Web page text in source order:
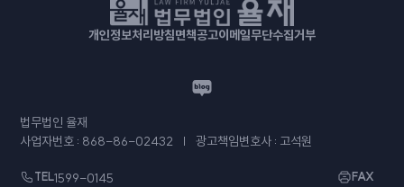
개인정보처리방침면책공고이메일무단수집거부
법무법인 율재
사업자번호 : 868-86-02432
광고책임변호사 : 고석원
TEL1599-0145 FAX